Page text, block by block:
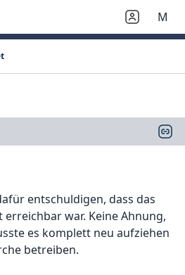
M
entschuldigen, dass das
erreichbar war. Keine Ahnung,
es komplett neu aufziehen
betreiben.